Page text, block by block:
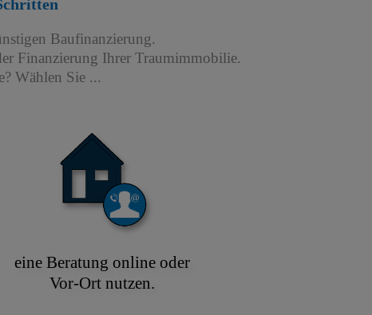
Baufinanzierung.
Finanzierung Ihrer Traumimmobilie.
Wählen Sie ...
eine Beratung online oder
Vor-Ort nutzen.